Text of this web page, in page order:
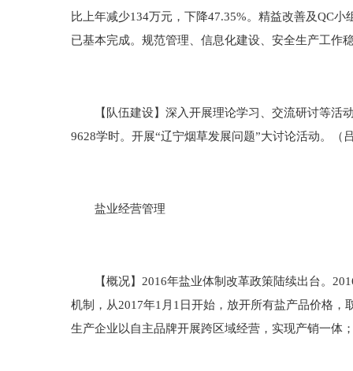
比上年减少134万元，下降47.35%。精益改善及QC
已基本完成。规范管理、信息化建设、安全生产工作
【队伍建设】深入开展理论学习、交流研讨等活动
9628学时。开展“辽宁烟草发展问题”大讨论活动。（
盐业经营管理
【概况】2016年盐业体制改革政策陆续出台。
机制，从2017年1月1日开始，放开所有盐产品价格
生产企业以自主品牌开展跨区域经营，实现产销一体